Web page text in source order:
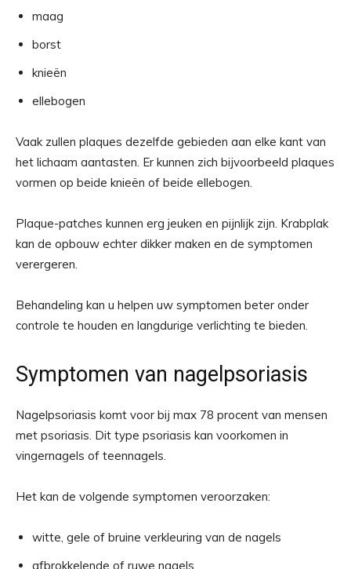
maag
borst
knieën
ellebogen
Vaak zullen plaques dezelfde gebieden aan elke kant van
het lichaam aantasten. Er kunnen zich bijvoorbeeld plaques
vormen op beide knieën of beide ellebogen.
Plaque-patches kunnen erg jeuken en pijnlijk zijn. Krabplak
kan de opbouw echter dikker maken en de symptomen
verergeren.
Behandeling kan u helpen uw symptomen beter onder
controle te houden en langdurige verlichting te bieden.
Symptomen van nagelpsoriasis
Nagelpsoriasis komt voor bij max 78 procent van mensen
met psoriasis. Dit type psoriasis kan voorkomen in
vingernagels of teennagels.
Het kan de volgende symptomen veroorzaken:
witte, gele of bruine verkleuring van de nagels
afbrokkelende of ruwe nagels